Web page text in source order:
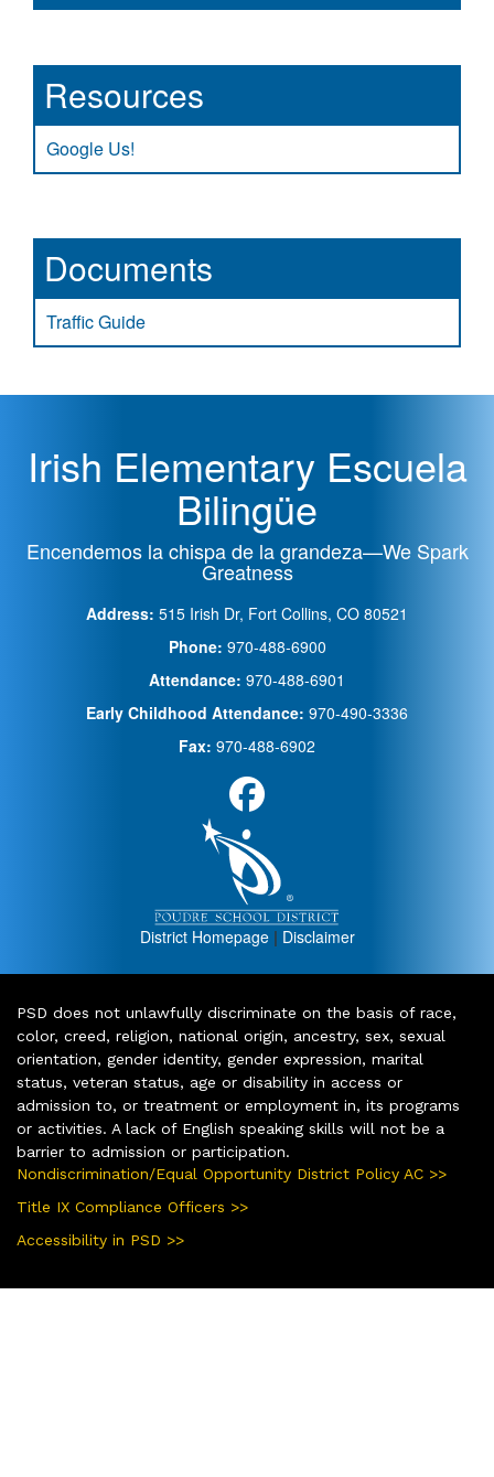
Resources
Google Us!
Documents
Traffic Guide
Irish Elementary Escuela
Bilingüe
Encendemos la chispa de la grandeza—We Spark
Greatness
Address: 515 Irish Dr, Fort Collins, CO 80521
Phone: 970-488-6900
Attendance: 970-488-6901
Early Childhood Attendance: 970-490-3336
Fax: 970-488-6902
District Homepage| Disclaimer
PSD does not unlawfully discriminate on the basis of race,
color, creed, religion, national origin, ancestry, sex, sexual
orientation, gender identity, gender expression, marital
status, veteran status, age or disability in access or
admission to, or treatment or employment in, its programs
or activities. A lack of English speaking skills will not be a
barrier to admission or participation.
Nondiscrimination/Equal Opportunity District Policy AC >>
Title IX Compliance Officers >>
Accessibility in PSD >>